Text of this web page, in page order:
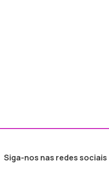
Siga-nos nas redes sociais